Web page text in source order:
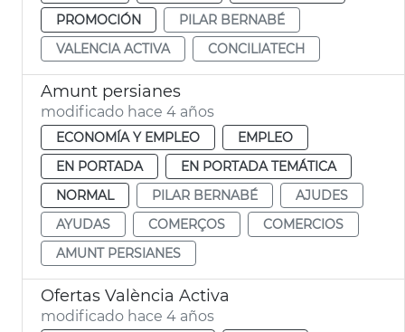
PROMOCIÓN
PILAR BERNABÉ
VALENCIA ACTIVA
CONCILIATECH
Amunt persianes
modificado hace 4 años
ECONOMÍA Y EMPLEO
EMPLEO
EN PORTADA
EN PORTADA TEMÁTICA
NORMAL
PILAR BERNABÉ
AJUDES
AYUDAS
COMERÇOS
COMERCIOS
AMUNT PERSIANES
Ofertas València Activa
modificado hace 4 años